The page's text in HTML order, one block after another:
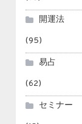
開運法
(95)
易占
(62)
セミナー